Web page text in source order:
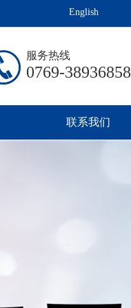
联系我们
服务热线
0769-38936858
English